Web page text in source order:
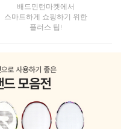
배드민턴마켓에서
스마트하게 쇼핑하기 위한
플러스 팁!